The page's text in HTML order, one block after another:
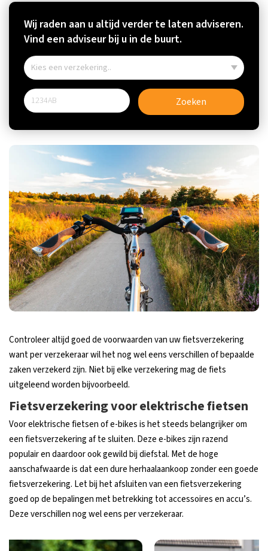
Wij raden aan u altijd verder te laten adviseren.
Vind een adviseur bij u in de buurt.
Zoeken
Controleer altijd goed de voorwaarden van uw fietsverzekering
want per verzekeraar wil het nog wel eens verschillen of bepaalde
zaken verzekerd zijn. Niet bij elke verzekering mag de fiets
uitgeleend worden bijvoorbeeld.
Fietsverzekering voor elektrische fietsen
Voor elektrische fietsen of e-bikes is het steeds belangrijker om
een fietsverzekering af te sluiten. Deze e-bikes zijn razend
populair en daardoor ook gewild bij diefstal. Met de hoge
aanschafwaarde is dat een dure herhaalaankoop zonder een goede
fietsverzekering. Let bij het afsluiten van een fietsverzekering
goed op de bepalingen met betrekking tot accessoires en accu’s.
Deze verschillen nog wel eens per verzekeraar.